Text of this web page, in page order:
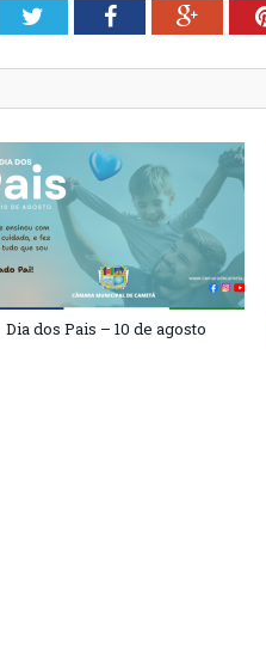
TwitterFacebook
Dia dos Pais – 10 de agosto